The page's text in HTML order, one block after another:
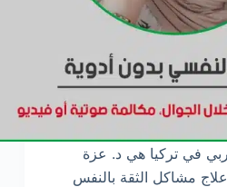
في تركيا هي د. عزة
مشاكل الثقة بالنفس